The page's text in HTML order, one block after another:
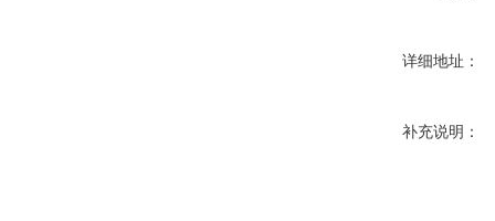
详细地址：
补充说明：